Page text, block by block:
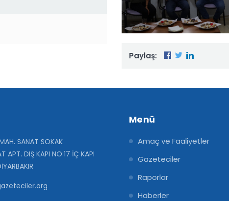
Paylaş:
SANAT SOKAK
APT. DIŞ KAPI NO:17 İÇ KAPI
Menü
Amaç ve Faaliyetler
Gazeteciler
Raporlar
Haberler